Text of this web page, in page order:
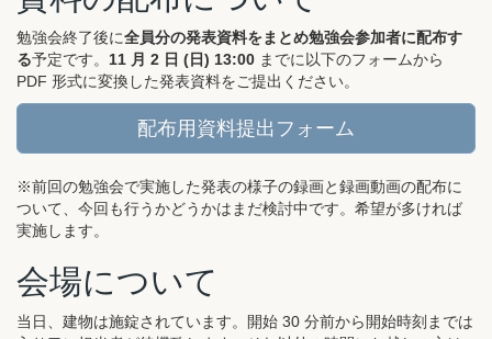
勉強会終了後に全員分の発表資料をまとめ勉強会参加者に配布す
る予定です。 11 月 2 日 (日) 13:00 までに以下のフォームから
PDF 形式に変換した発表資料をご提出ください。
配布用資料提出フォーム
※前回の勉強会で実施した発表の様子の録画と録画動画の配布に
ついて、今回も行うかどうかはまだ検討中です。希望が多ければ
実施します。
会場について
当日、建物は施錠されています。開始 30 分前から開始時刻までは